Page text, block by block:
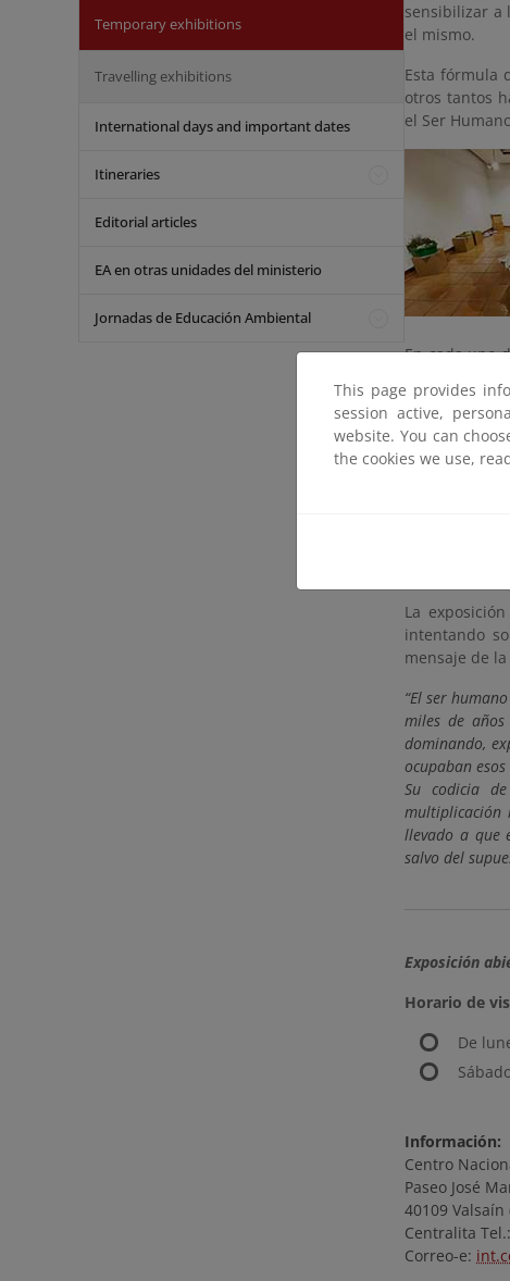
Temporary exhibitions
Travelling exhibitions
International days and important dates
Itineraries
Editorial articles
EA en otras unidades del ministerio
Jornadas de Educación Ambiental
sensibilizar a
el mismo.
Esta fórmula
otros tantos
el Ser
En cada uno
muestran de
realizando
La sencillez
Cada uno
La
intentando
mensaje de
“El ser
miles de
dominando,
ocupaban esos
Su codicia
multiplicación
llevado a que
salvo del
Exposición
Horario de
De
Información:
Centro
Paseo José
40109 Valsaín
Centralita
Correo-e:
This page provides
session active,
website. You can
the cookies we use,